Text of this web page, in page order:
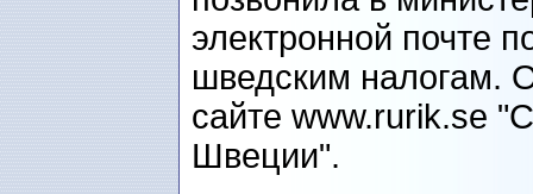
электронной почте
шведским налогам.
сайте www.rurik.se
Швеции".